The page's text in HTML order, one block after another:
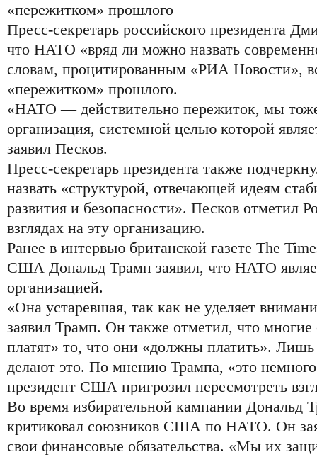
«пережитком» прошлого
Пресс-секретарь российского президента
что НАТО «вряд ли можно назвать
словам, процитированным «РИА Новости»,
«пережитком» прошлого.
«НАТО — действительно пережиток, мы
организация, системной целью которой
заявил Песков.
Пресс-секретарь президента также
назвать «структурой, отвечающей идеям
развития и безопасности». Песков отметил
взглядах на эту организацию.
Ранее в интервью британской газете The
США Дональд Трамп заявил, что НАТО
организацией.
«Она устаревшая, так как не уделяет
заявил Трамп. Он также отметил, что
платят» то, что они «должны платить». Лишь
делают это. По мнению Трампа, «это
президент США пригрозил пересмотреть
Во время избирательной кампании Дональд
критиковал союзников США по НАТО. Он
свои финансовые обязательства. «Мы их